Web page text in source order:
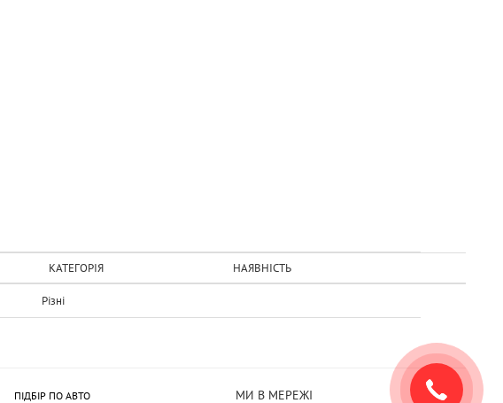
КАТЕГОРІЯ НАЯВНІСТЬ
Рiзнi
ПІДБІР ПО АВТО МИ В МЕРЕЖІ